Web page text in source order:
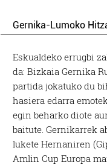
Gernika-Lumoko
Eskualdeko errugbi
da: Bizkaia Gernika
partida jokatuko du
hasiera edarra
egin beharko diote
baitute. Gernikarrek
lukete Hernaniren
Amlin Cup Europa